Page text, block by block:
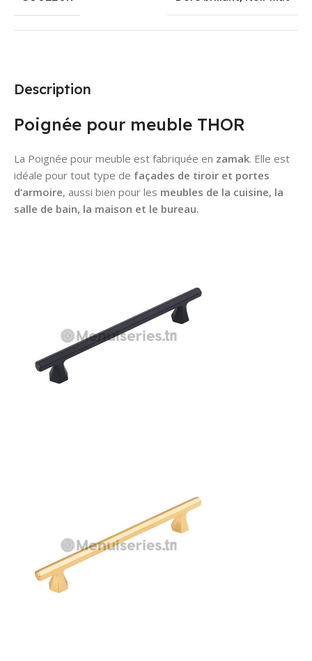
Description
Poignée pour meuble THOR
La Poignée pour meuble est fabriquée en zamak. Elle est
idéale pour tout type de façades de tiroir et portes
d’armoire, aussi bien pour les meubles de la cuisine, la
salle de bain, la maison et le bureau.